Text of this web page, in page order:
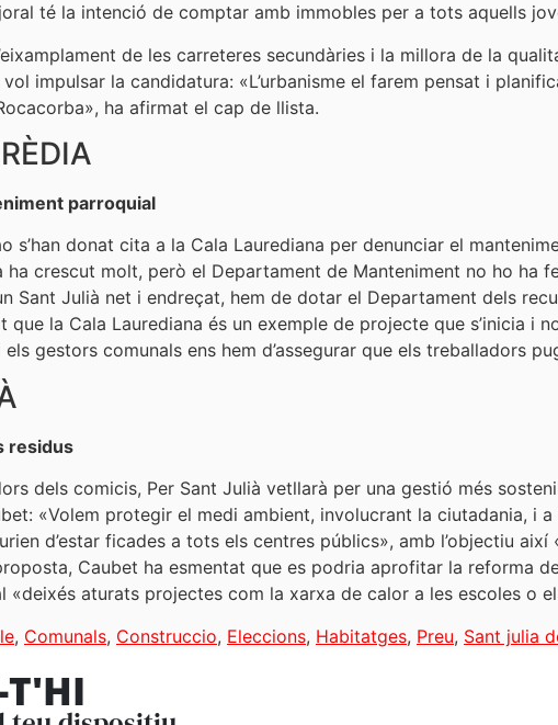
té la intenció de comptar amb immobles per a tots aquells
de les carreteres secundàries i la millora de la
impulsar la candidatura: «L’urbanisme el farem pensat i
ha afirmat el cap de llista.
parroquial
s’han donat cita a la Cala Laurediana per denunciar el
ha crescut molt, però el Departament de Manteniment no ho ha
Sant Julià net i endreçat, hem de dotar el Departament dels
la Cala Laurediana és un exemple de projecte que s’inicia i
gestors comunals ens hem d’assegurar que els treballadors
residus
dels comicis, Per Sant Julià vetllarà per una gestió més
«Volem protegir el medi ambient, involucrant la ciutadania, i a
d’estar ficades a tots els centres públics», amb l’objectiu
Caubet ha esmentat que es podria aprofitar la reforma
«deixés aturats projectes com la xarxa de calor a les escoles o
, Comunals, Construccio, Eleccions, Habitatges, Preu, Sant julia
T'HI